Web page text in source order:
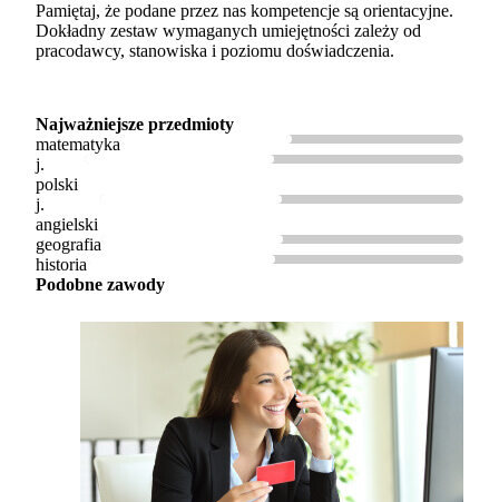
Pamiętaj, że podane przez nas kompetencje są orientacyjne.
Dokładny zestaw wymaganych umiejętności zależy od
pracodawcy, stanowiska i poziomu doświadczenia.
Najważniejsze przedmioty
matematyka
j.
polski
j.
angielski
geografia
historia
Podobne zawody